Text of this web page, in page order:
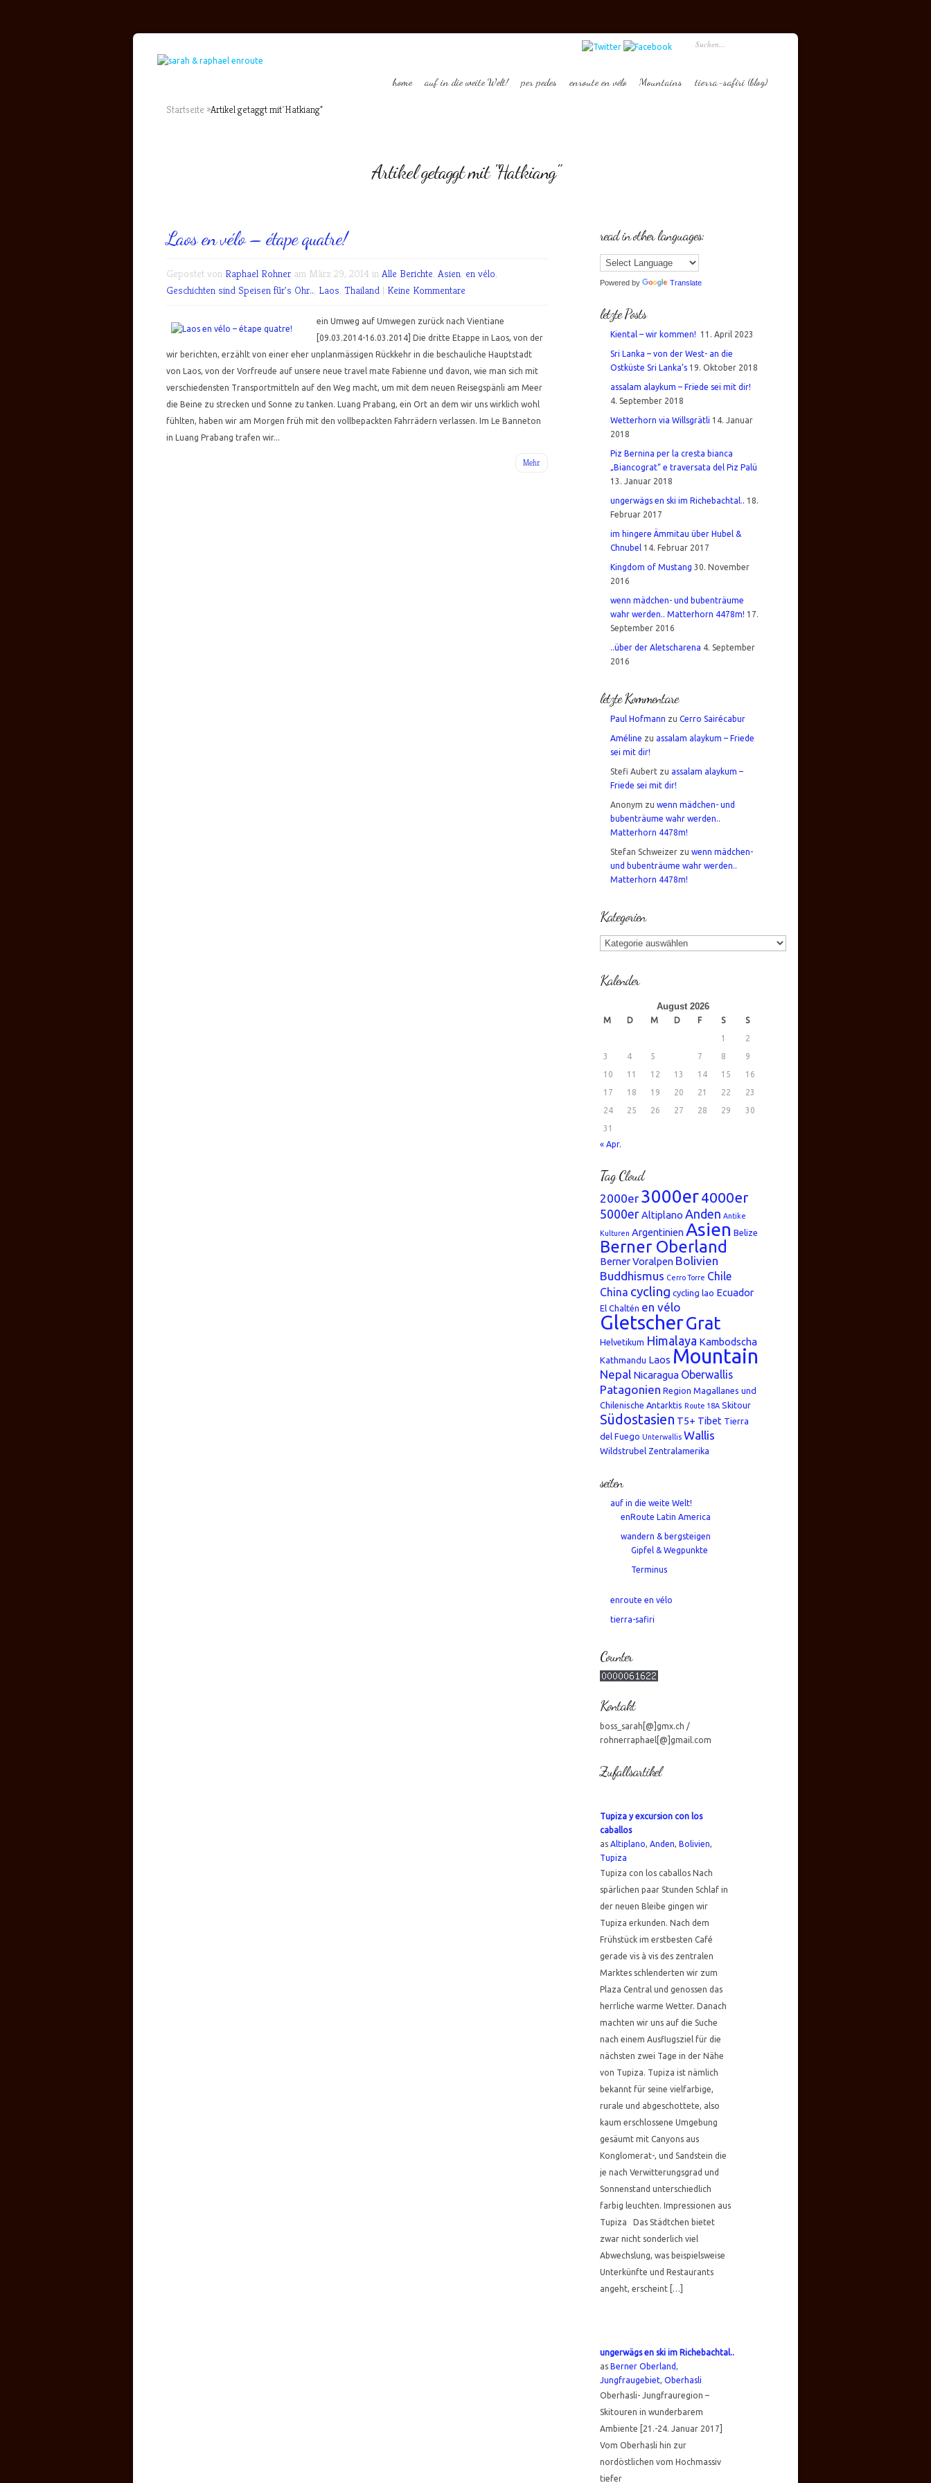
home auf in die weite Welt! per pedes enroute en vélo Mountains tierra-safiri (blog)
Startseite »Artikel getaggt mit"Hatkiang"
Artikel getaggt mit "Hatkiang"
Laos en vélo – étape quatre!
Gepostet von Raphael Rohner am März 29, 2014 in Alle Berichte, Asien, en vélo,
Geschichten sind Speisen für's Ohr.., Laos, Thailand | Keine Kommentare
ein Umweg auf Umwegen zurück nach Vientiane
[09.03.2014-16.03.2014] Die dritte Etappe in Laos, von der
wir berichten, erzählt von einer eher unplanmässigen Rückkehr in die beschauliche Hauptstadt
von Laos, von der Vorfreude auf unsere neue travel mate Fabienne und davon, wie man sich mit
verschiedensten Transportmitteln auf den Weg macht, um mit dem neuen Reisegspänli am Meer
die Beine zu strecken und Sonne zu tanken. Luang Prabang, ein Ort an dem wir uns wirklich wohl
fühlten, haben wir am Morgen früh mit den vollbepackten Fahrrädern verlassen. Im Le Banneton
in Luang Prabang trafen wir...
Mehr
read in other languages:
Powered by Translate
letzte Posts
Kiental – wir kommen! 11. April 2023
Sri Lanka – von der West- an die
Ostküste Sri Lanka’s 19. Oktober 2018
assalam alaykum – Friede sei mit dir!
4. September 2018
Wetterhorn via Willsgrätli 14. Januar
2018
Piz Bernina per la cresta bianca
„Biancograt“ e traversata del Piz Palü
13. Januar 2018
ungerwägs en ski im Richebachtal.. 18.
Februar 2017
im hingere Ämmitau über Hubel &
Chnubel 14. Februar 2017
Kingdom of Mustang 30. November
2016
wenn mädchen- und bubenträume
wahr werden.. Matterhorn 4478m! 17.
September 2016
..über der Aletscharena 4. September
2016
letzte Kommentare
Paul Hofmann zu Cerro Sairécabur
Améline zu assalam alaykum – Friede
sei mit dir!
Stefi Aubert zu assalam alaykum –
Friede sei mit dir!
Anonym zu wenn mädchen- und
bubenträume wahr werden..
Matterhorn 4478m!
Stefan Schweizer zu wenn mädchen-
und bubenträume wahr werden..
Matterhorn 4478m!
Kategorien
Kategorien
Kalender
August 2026
M D M D F S
S
1
2
3
4 5 7 8
9
10
11 12 13 14 15
16
17
18 19 20 21 22
23
24
25 26 27 28 29
30
31
« Apr.
Tag Cloud
2000er 3000er4000er
5000erAltiplano Anden Antike
Kulturen Argentinien Asien Belize
Berner Oberland
Berner Voralpen Bolivien
Buddhismus Cerro Torre Chile
China cycling cycling lao Ecuador
El Chaltén en vélo
GletscherGrat
Helvetikum Himalaya Kambodscha
Kathmandu Laos Mountain
Nepal Nicaragua Oberwallis
Patagonien Region Magallanes und
Chilenische Antarktis Route 18A Skitour
Südostasien T5+ Tibet Tierra
del Fuego Unterwallis Wallis
Wildstrubel Zentralamerika
seiten
auf in die weite Welt!
enRoute Latin America
wandern & bergsteigen
Gipfel & Wegpunkte
Terminus
enroute en vélo
tierra-safiri
Counter
Kontakt
boss_sarah[@]gmx.ch /
rohnerraphael[@]gmail.com
Zufallsartikel
Tupiza y excursion con los
caballos
as Altiplano, Anden, Bolivien,
Tupiza
Tupiza con los caballos Nach
spärlichen paar Stunden Schlaf in
der neuen Bleibe gingen wir
Tupiza erkunden. Nach dem
Frühstück im erstbesten Café
gerade vis à vis des zentralen
Marktes schlenderten wir zum
Plaza Central und genossen das
herrliche warme Wetter. Danach
machten wir uns auf die Suche
nach einem Ausflugsziel für die
nächsten zwei Tage in der Nähe
von Tupiza. Tupiza ist nämlich
bekannt für seine vielfarbige,
rurale und abgeschottete, also
kaum erschlossene Umgebung
gesäumt mit Canyons aus
Konglomerat-, und Sandstein die
je nach Verwitterungsgrad und
Sonnenstand unterschiedlich
farbig leuchten. Impressionen aus
Tupiza Das Städtchen bietet
zwar nicht sonderlich viel
Abwechslung, was beispielsweise
Unterkünfte und Restaurants
angeht, erscheint […]
ungerwägs en ski im Richebachtal..
as Berner Oberland,
Jungfraugebiet, Oberhasli
Oberhasli- Jungfrauregion –
Skitouren in wunderbarem
Ambiente [21.-24. Januar 2017]
Vom Oberhasli hin zur
nordöstlichen vom Hochmassiv
tiefer